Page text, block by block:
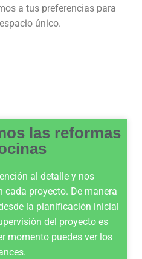
a tus preferencias para
único.
las reformas
al detalle y nos
cada proyecto. De manera
la planificación inicial
del proyecto es
momento puedes ver los